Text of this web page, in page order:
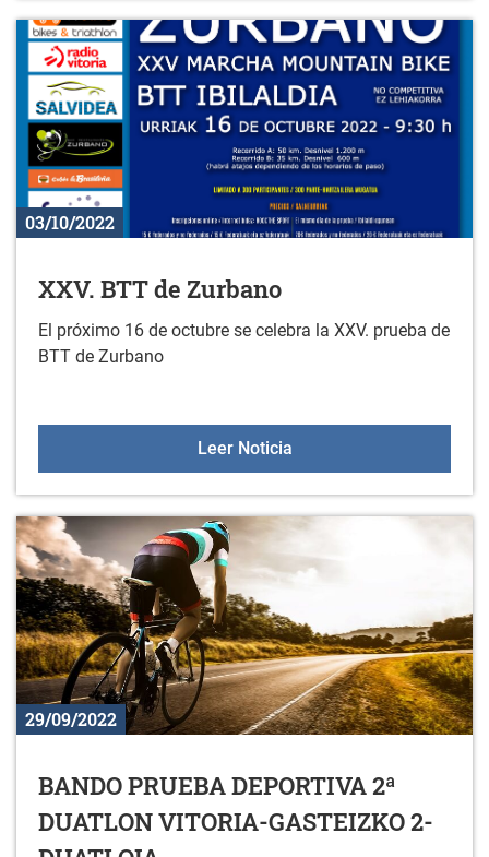
03/10/2022
XXV. BTT de Zurbano
El próximo 16 de octubre se celebra la XXV. prueba de
BTT de Zurbano
Leer NoticiaXXV. BTT de Zurbano
29/09/2022
BANDO PRUEBA DEPORTIVA 2ª
DUATLON VITORIA-GASTEIZKO 2-